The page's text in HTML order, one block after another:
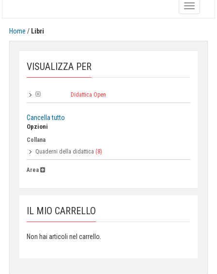
Toggle
navigation
Home / Libri
VISUALIZZA PER
Didattica Open
Cancella tutto
Opzioni
Collana
Quaderni della didattica (8)
Area
IL MIO CARRELLO
Non hai articoli nel carrello.